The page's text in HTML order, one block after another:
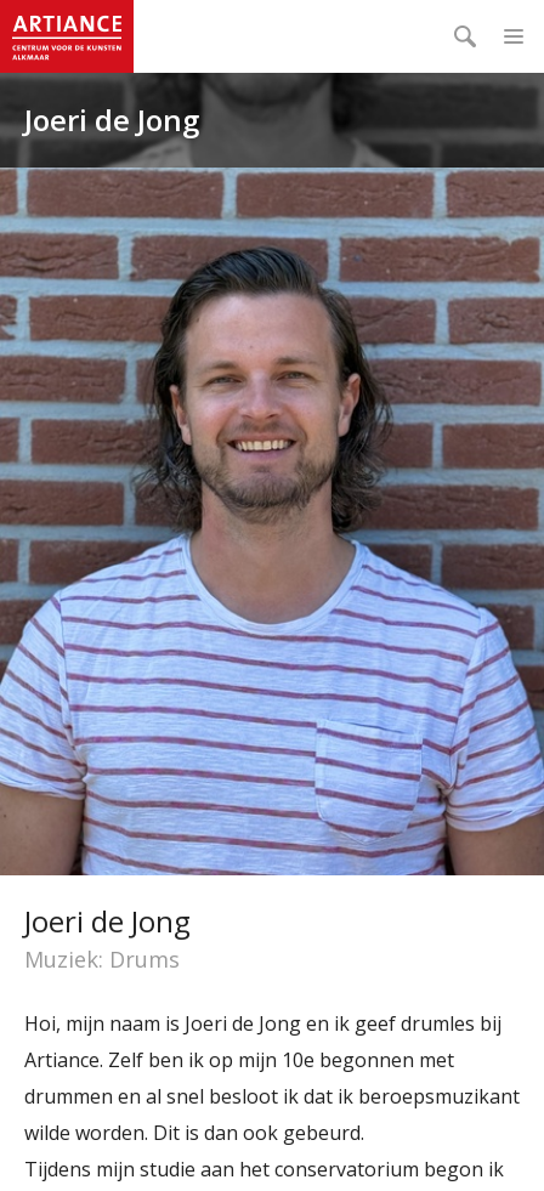
Joeri de Jong
Joeri de Jong
Muziek: Drums
Hoi, mijn naam is Joeri de Jong en ik geef drumles bij
Artiance. Zelf ben ik op mijn 10e begonnen met
drummen en al snel besloot ik dat ik beroepsmuzikant
wilde worden. Dit is dan ook gebeurd.
Tijdens mijn studie aan het conservatorium begon ik